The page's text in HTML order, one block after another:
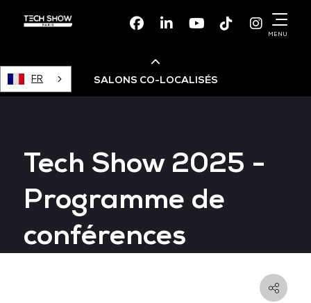
FacebookLinkedinYoutubeTikTok
MENU
FR SALONS CO-LOCALISÉS
Devops Live
Cloud & Cyber Security
Tech Show 2025 -
Programme de
conférences